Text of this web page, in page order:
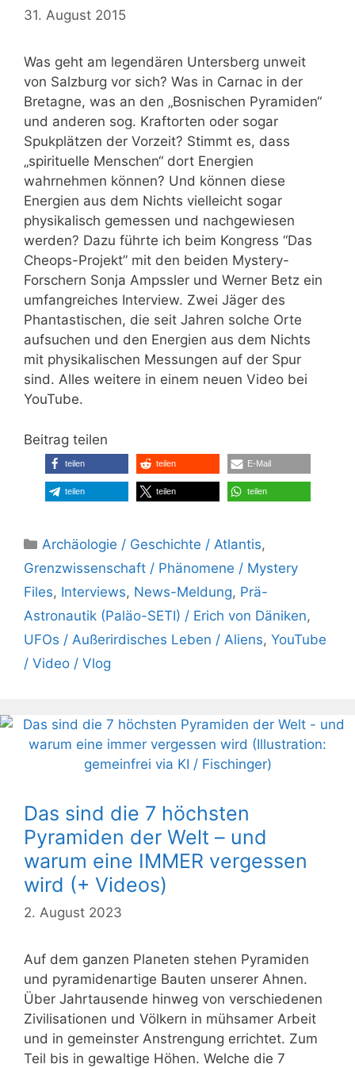
31. August 2015
Was geht am legendären Untersberg unweit
von Salzburg vor sich? Was in Carnac in der
Bretagne, was an den „Bosnischen Pyramiden“
und anderen sog. Kraftorten oder sogar
Spukplätzen der Vorzeit? Stimmt es, dass
„spirituelle Menschen“ dort Energien
wahrnehmen können? Und können diese
Energien aus dem Nichts vielleicht sogar
physikalisch gemessen und nachgewiesen
werden? Dazu führte ich beim Kongress “Das
Cheops-Projekt” mit den beiden Mystery-
Forschern Sonja Ampssler und Werner Betz ein
umfangreiches Interview. Zwei Jäger des
Phantastischen, die seit Jahren solche Orte
aufsuchen und den Energien aus dem Nichts
mit physikalischen Messungen auf der Spur
sind. Alles weitere in einem neuen Video bei
YouTube.
Beitrag teilen
teilen teilen E-Mail
teilen teilen teilen
Kategorien
Archäologie / Geschichte / Atlantis,
Grenzwissenschaft / Phänomene / Mystery
Files, Interviews, News-Meldung, Prä-
Astronautik (Paläo-SETI) / Erich von Däniken,
UFOs / Außerirdisches Leben / Aliens, YouTube
/ Video / Vlog
Das sind die 7 höchsten
Pyramiden der Welt – und
warum eine IMMER vergessen
wird (+ Videos)
2. August 2023
Auf dem ganzen Planeten stehen Pyramiden
und pyramidenartige Bauten unserer Ahnen.
Über Jahrtausende hinweg von verschiedenen
Zivilisationen und Völkern in mühsamer Arbeit
und in gemeinster Anstrengung errichtet. Zum
Teil bis in gewaltige Höhen. Welche die 7